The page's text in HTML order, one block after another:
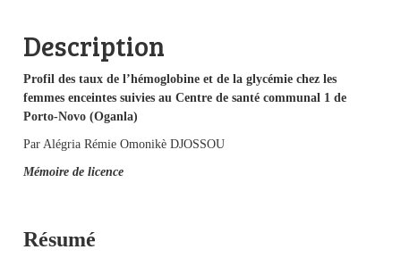
Description
Profil des taux de l’hémoglobine et de la glycémie chez les
femmes enceintes suivies au Centre de santé communal 1 de
Porto-Novo (Oganla)
Par Alégria Rémie Omonikè DJOSSOU
Mémoire de licence
Résumé